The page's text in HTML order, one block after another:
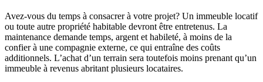
Avez-vous du temps à consacrer à votre projet? Un immeuble locatif
ou toute autre propriété habitable devront être entretenus. La
maintenance demande temps, argent et habileté, à moins de la
confier à une compagnie externe, ce qui entraîne des coûts
additionnels. L’achat d’un terrain sera toutefois moins prenant qu’un
immeuble à revenus abritant plusieurs locataires.